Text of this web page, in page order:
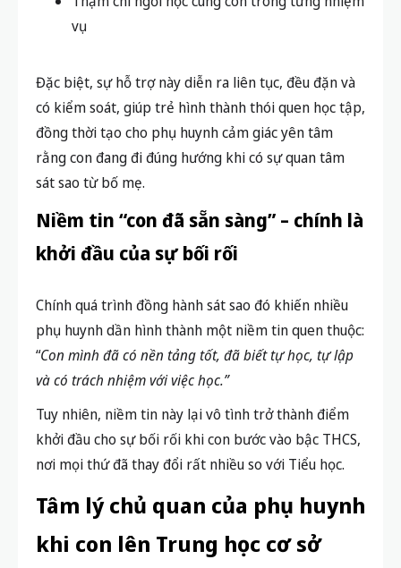
vụ
Đặc biệt, sự hỗ trợ này diễn ra liên tục, đều đặn và
có kiểm soát, giúp trẻ hình thành thói quen học tập,
đồng thời tạo cho phụ huynh cảm giác yên tâm
rằng con đang đi đúng hướng khi có sự quan tâm
sát sao từ bố mẹ.
Niềm tin “con đã sẵn sàng” – chính là
khởi đầu của sự bối rối
Chính quá trình đồng hành sát sao đó khiến nhiều
phụ huynh dần hình thành một niềm tin quen thuộc:
“Con mình đã có nền tảng tốt, đã biết tự học, tự lập
và có trách nhiệm với việc học.”
Tuy nhiên, niềm tin này lại vô tình trở thành điểm
khởi đầu cho sự bối rối khi con bước vào bậc THCS,
nơi mọi thứ đã thay đổi rất nhiều so với Tiểu học.
Tâm lý chủ quan của phụ huynh
khi con lên Trung học cơ sở